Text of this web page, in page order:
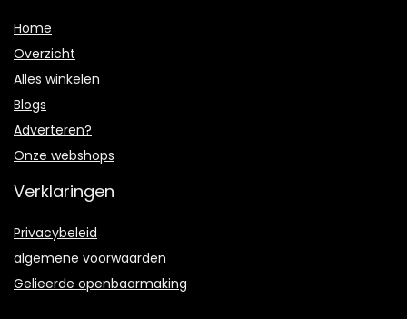
Home
Overzicht
Alles winkelen
Blogs
Adverteren?
Onze webshops
Verklaringen
Privacybeleid
algemene voorwaarden
Gelieerde openbaarmaking